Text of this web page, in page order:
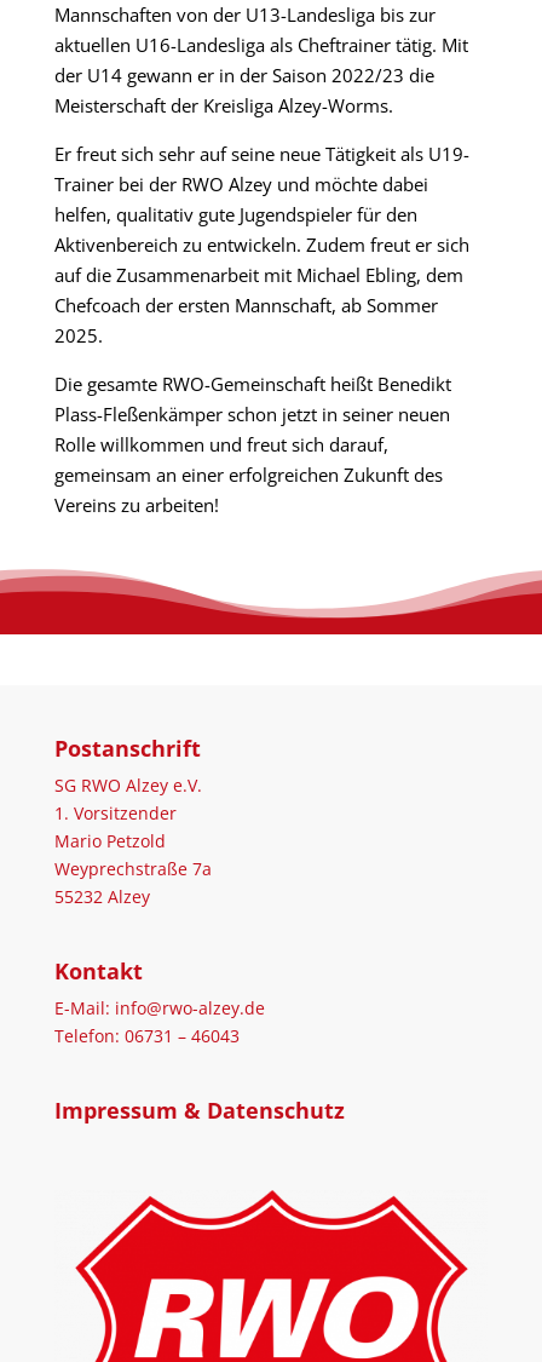
Mannschaften von der U13-Landesliga bis zur
aktuellen U16-Landesliga als Cheftrainer tätig. Mit
der U14 gewann er in der Saison 2022/23 die
Meisterschaft der Kreisliga Alzey-Worms.
Er freut sich sehr auf seine neue Tätigkeit als U19-
Trainer bei der RWO Alzey und möchte dabei
helfen, qualitativ gute Jugendspieler für den
Aktivenbereich zu entwickeln. Zudem freut er sich
auf die Zusammenarbeit mit Michael Ebling, dem
Chefcoach der ersten Mannschaft, ab Sommer
2025.
Die gesamte RWO-Gemeinschaft heißt Benedikt
Plass-Fleßenkämper schon jetzt in seiner neuen
Rolle willkommen und freut sich darauf,
gemeinsam an einer erfolgreichen Zukunft des
Vereins zu arbeiten!
Postanschrift
SG RWO Alzey e.V.
1. Vorsitzender
Mario Petzold
Weyprechstraße 7a
55232 Alzey
Kontakt
E-Mail: info@rwo-alzey.de
Telefon: 06731 – 46043
Impressum & Datenschutz